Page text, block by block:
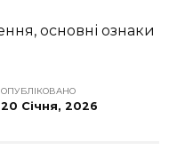
ОПУБЛІКОВАНО
20 Січня, 2026